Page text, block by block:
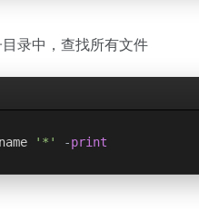
录中，查找所有文件
name '*' -print